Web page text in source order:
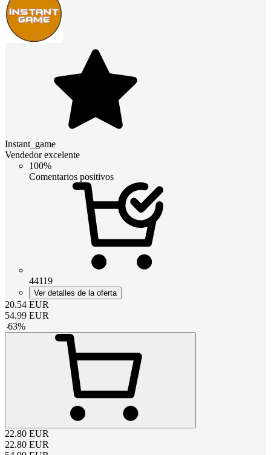
Instant_game
Vendedor excelente
100%
Comentarios positivos
44119
Ver detalles de la oferta
20.54 EUR
54.99 EUR
-63%
22.80 EUR
22.80 EUR